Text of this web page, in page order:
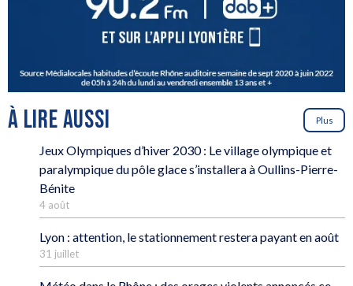
À LIRE AUSSI Plus
Jeux Olympiques d’hiver 2030 : Le village olympique et
paralympique du pôle glace s’installera à Oullins-Pierre-
Bénite
4 août
Lyon : attention, le stationnement restera payant en août
31 juillet